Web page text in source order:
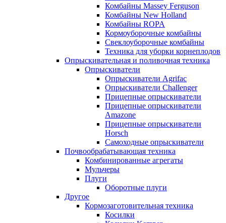
Комбайны Massey Ferguson
Комбайны New Holland
Комбайны ROPA
Кормоуборочные комбайны
Свеклоуборочные комбайны
Техника для уборки корнеплодов
Опрыскивательная и поливочная техника
Опрыскиватели
Опрыскиватели Agrifac
Опрыскиватели Challenger
Прицепные опрыскиватели
Прицепные опрыскиватели
Amazone
Прицепные опрыскиватели
Horsch
Самоходные опрыскиватели
Почвообрабатывающая техника
Комбинированные агрегаты
Мульчеры
Плуги
Оборотные плуги
Другое
Кормозаготовительная техника
Косилки